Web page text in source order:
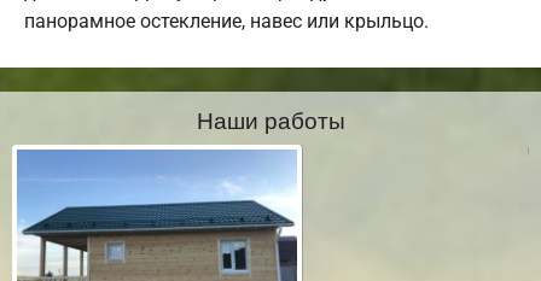
панорамное остекление, навес или крыльцо.
Наши работы